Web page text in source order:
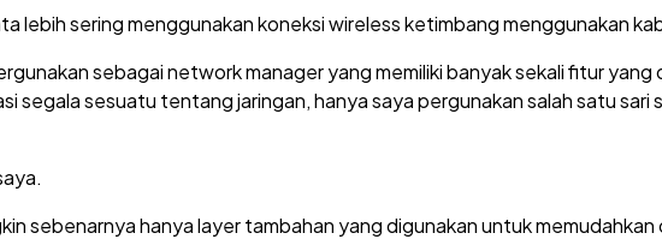
lebih sering menggunakan koneksi wireless ketimbang menggunakan
sebagai network manager yang memiliki banyak sekali fitur yang
segala sesuatu tentang jaringan, hanya saya pergunakan salah satu sari
sebenarnya hanya layer tambahan yang digunakan untuk memudahkan